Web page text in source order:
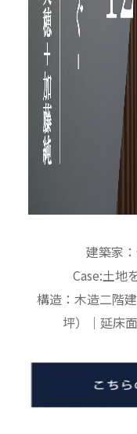
建築家
Case:土地
構造：木造二階
坪）｜延床